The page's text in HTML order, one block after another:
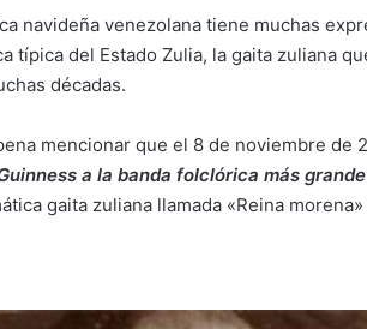
navideña venezolana tiene muchas
típica del Estado Zulia, la gaita zuliana
décadas.
mencionar que el 8 de noviembre de
a la banda folclórica más
gaita zuliana llamada «Reina